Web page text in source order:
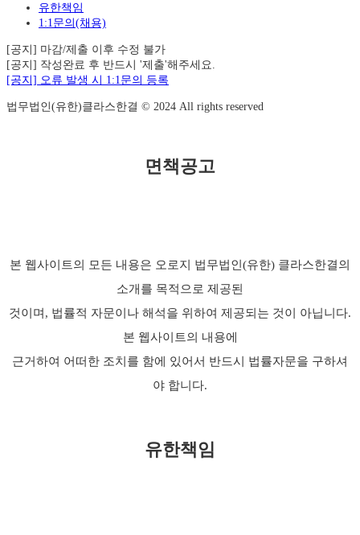
유한책임
1:1문의(채용)
[공지] 마감/제출 이후 수정 불가
[공지] 작성완료 후 반드시 '제출'해주세요.
[공지] 오류 발생 시 1:1문의 등록
법무법인(유한)클라스한결 © 2024 All rights reserved
면책공고
본 웹사이트의 모든 내용은 오로지 법무법인(유한) 클라스한결의
소개를 목적으로 제공된
것이며, 법률적 자문이나 해석을 위하여 제공되는 것이 아닙니다.
본 웹사이트의 내용에
근거하여 어떠한 조치를 함에 있어서 반드시 법률자문을 구하셔
야 합니다.
유한책임